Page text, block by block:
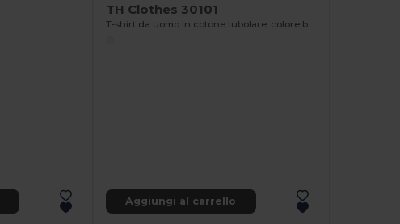
TH Clothes 30101
Aggiungi al carrello